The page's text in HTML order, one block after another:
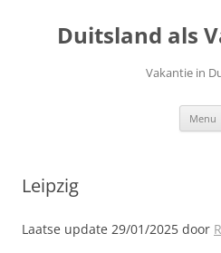
inhoudDuitsland als
Vakantie in
Menu
Leipzig
Laatse update 29/01/2025 door